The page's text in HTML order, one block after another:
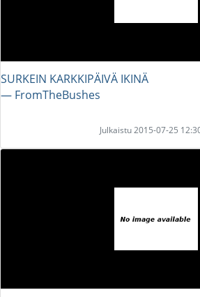
SURKEIN KARKKIPÄIVÄ IKINÄ
― FromTheBushes
Julkaistu 2015-07-25